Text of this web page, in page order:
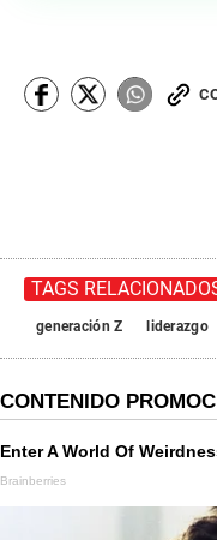
TAGS
generación Z liderazgo